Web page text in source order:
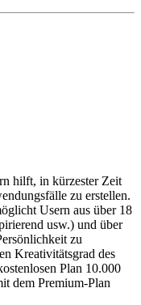
hilft, in kürzester Zeit
zu erstellen.
Usern aus über 18
usw.) und über
zu
Kreativitätsgrad des
Plan 10.000
dem Premium-Plan